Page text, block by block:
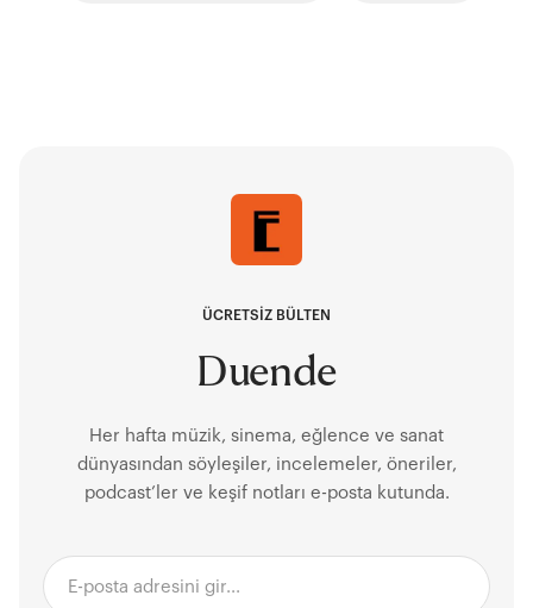
ÜCRETSİZ BÜLTEN
Duende
Her hafta müzik, sinema, eğlence ve sanat
dünyasından söyleşiler, incelemeler, öneriler,
podcast’ler ve keşif notları e-posta kutunda.